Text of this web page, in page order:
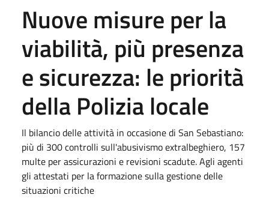
Nuove misure per la
viabilità, più presenza
e sicurezza: le priorità
della Polizia locale
Il bilancio delle attività in occasione di San Sebastiano:
più di 300 controlli sull'abusivismo extralbeghiero, 157
multe per assicurazioni e revisioni scadute. Agli agenti
gli attestati per la formazione sulla gestione delle
situazioni critiche